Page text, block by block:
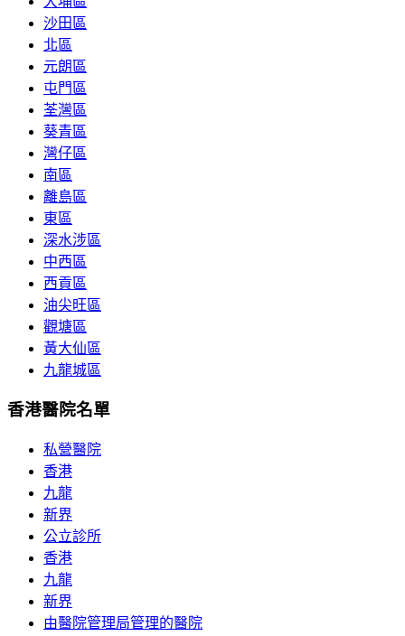
沙田區
北區
元朗區
屯門區
荃灣區
葵青區
灣仔區
南區
離島區
東區
深水涉區
中西區
西貢區
油尖旺區
觀塘區
黃大仙區
九龍城區
香港醫院名單
私營醫院
香港
九龍
新界
公立診所
香港
九龍
新界
由醫院管理局管理的醫院